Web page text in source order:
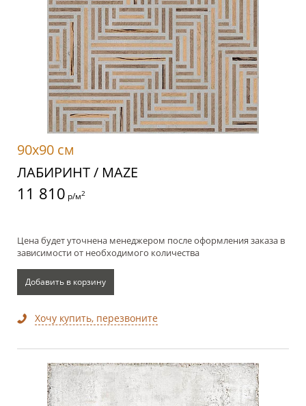
90x90 см
ЛАБИРИНТ / MAZE
11 810 р/м2
Цена будет уточнена менеджером после оформления заказа в
зависимости от необходимого количества
Добавить в корзину
Хочу купить, перезвоните